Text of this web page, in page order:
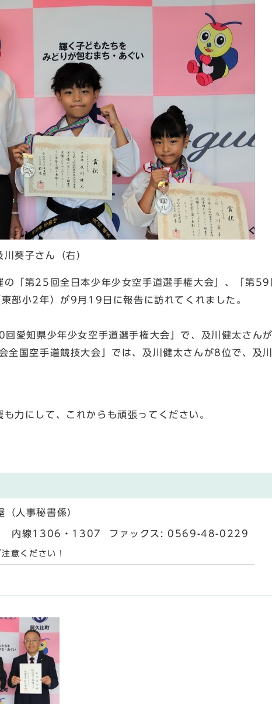
葵子さん（右）
の「第25回全日本少年少女空手道選手権大会」、「第
部小2年）が9月19日に報告に訪れてくれました。
愛知県少年少女空手道選手権大会」で、及川健太さん
全国空手道競技大会」では、及川健太さんが8位で、及
力にして、これからも頑張ってください。
（人事秘書係）
内線1306・1307 ファックス: 0569-48-0229
意ください！